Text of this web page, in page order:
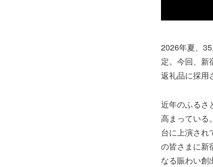
2026年夏、
定。今回、新
返礼品に採用
近年のふるさ
高まっている
台に上演され
の皆さまに新
なる賑わい創